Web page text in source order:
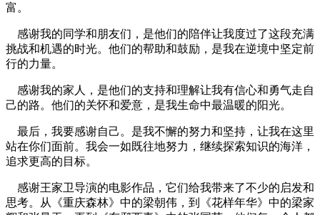
富。
感谢我的同学和朋友们，是他们的陪伴让我度过了这段充满
挑战和机遇的时光。他们的帮助和鼓励，是我在逆境中坚定前
行的力量。
感谢我的家人，是他们的支持和理解让我有信心和勇气走自
己的路。他们的关怀和爱意，是我生命中最温暖的阳光。
最后，我要感谢自己。是我不懈的努力和坚持，让我在这里
站在你们面前。我会一如既往地努力，继续探索知识的海洋，
追求更高的目标。
感谢王家卫导演的电影作品，它们给我带来了不少的启发和
思考。从《重庆森林》中的梁朝伟，到《花样年华》中的梁家